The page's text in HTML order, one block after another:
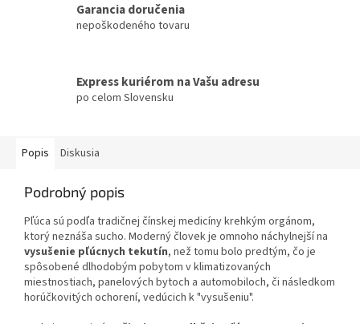
Garancia doručenia
nepoškodeného tovaru
Express kuriérom na Vašu adresu
po celom Slovensku
Popis Diskusia
Podrobný popis
Pľúca sú podľa tradičnej čínskej medicíny krehkým orgánom,
ktorý neznáša sucho. Moderný človek je omnoho náchylnejší na
vysušenie pľúcnych tekutín, než tomu bolo predtým, čo je
spôsobené dlhodobým pobytom v klimatizovaných
miestnostiach, panelových bytoch a automobiloch, či následkom
horúčkovitých ochorení, vedúcich k "vysušeniu".